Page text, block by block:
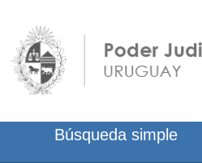
Búsqueda simple